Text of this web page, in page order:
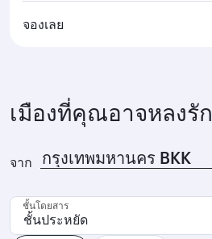
จองเลย
เมืองที่คุณอาจหลงรัก
จาก
ชั้นโดยสาร
ชั้นประหยัด